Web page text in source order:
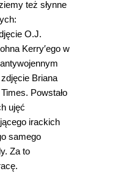
też słynne
O.J.
Kerry′ego w
Briana
Powstało
ujęć
irackich
samego
Za to